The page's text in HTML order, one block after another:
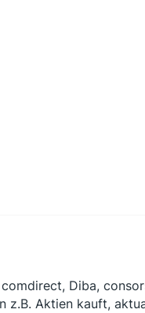
Diba,
z.B. Aktien kauft,